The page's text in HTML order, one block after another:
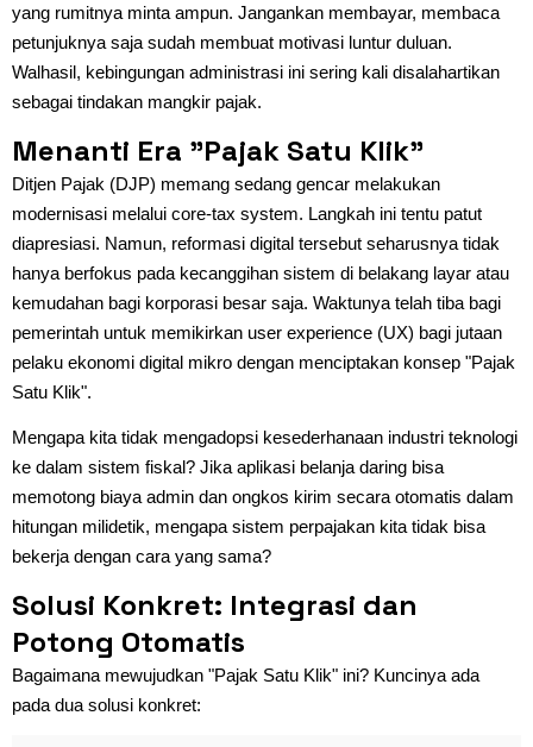
yang rumitnya minta ampun. Jangankan membayar, membaca
petunjuknya saja sudah membuat motivasi luntur duluan.
Walhasil, kebingungan administrasi ini sering kali disalahartikan
sebagai tindakan mangkir pajak.
Menanti Era "Pajak Satu Klik"
Ditjen Pajak (DJP) memang sedang gencar melakukan
modernisasi melalui core-tax system. Langkah ini tentu patut
diapresiasi. Namun, reformasi digital tersebut seharusnya tidak
hanya berfokus pada kecanggihan sistem di belakang layar atau
kemudahan bagi korporasi besar saja. Waktunya telah tiba bagi
pemerintah untuk memikirkan user experience (UX) bagi jutaan
pelaku ekonomi digital mikro dengan menciptakan konsep "Pajak
Satu Klik".
Mengapa kita tidak mengadopsi kesederhanaan industri teknologi
ke dalam sistem fiskal? Jika aplikasi belanja daring bisa
memotong biaya admin dan ongkos kirim secara otomatis dalam
hitungan milidetik, mengapa sistem perpajakan kita tidak bisa
bekerja dengan cara yang sama?
Solusi Konkret: Integrasi dan
Potong Otomatis
Bagaimana mewujudkan "Pajak Satu Klik" ini? Kuncinya ada
pada dua solusi konkret: